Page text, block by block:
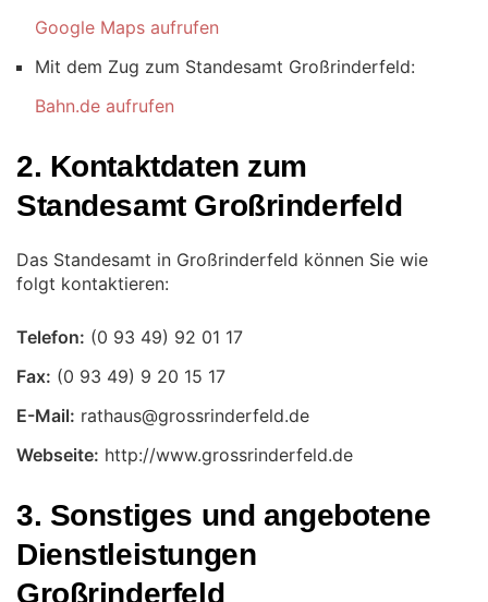
Google Maps aufrufen
Mit dem Zug zum Standesamt Großrinderfeld:
Bahn.de aufrufen
2. Kontaktdaten zum
Standesamt Großrinderfeld
Das Standesamt in Großrinderfeld können Sie wie
folgt kontaktieren:
Telefon:
Fax:
E-Mail:
Webseite: http://www.grossrinderfeld.de
3. Sonstiges und angebotene
Dienstleistungen
Großrinderfeld